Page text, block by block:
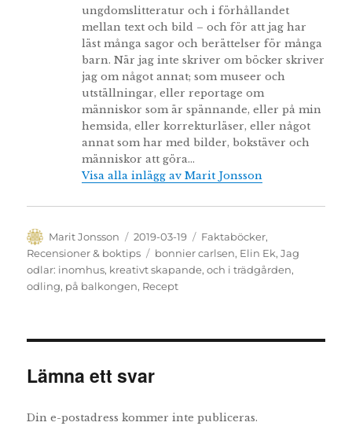
ungdomslitteratur och i förhållandet
mellan text och bild – och för att jag har
läst många sagor och berättelser för många
barn. När jag inte skriver om böcker skriver
jag om något annat; som museer och
utställningar, eller reportage om
människor som är spännande, eller på min
hemsida, eller korrekturläser, eller något
annat som har med bilder, bokstäver och
människor att göra…
Visa alla inlägg av Marit Jonsson
Författare
Marit Jonsson
Publicerat
den
2019-03-19 Kategorier
Faktaböcker,
Recensioner & boktips
Etiketter
bonnier carlsen, Elin Ek,Jag
odlar: inomhus, kreativt skapande,och i trädgården,
odling, på balkongen, Recept
Lämna ett svar
Din e-postadress kommer inte publiceras.